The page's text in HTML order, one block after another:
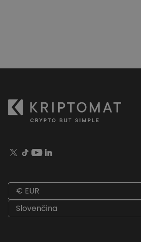
€ EUR
Slovenčina